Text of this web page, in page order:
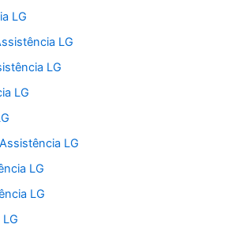
LG
LG
LG
LG
LG
LG
LG